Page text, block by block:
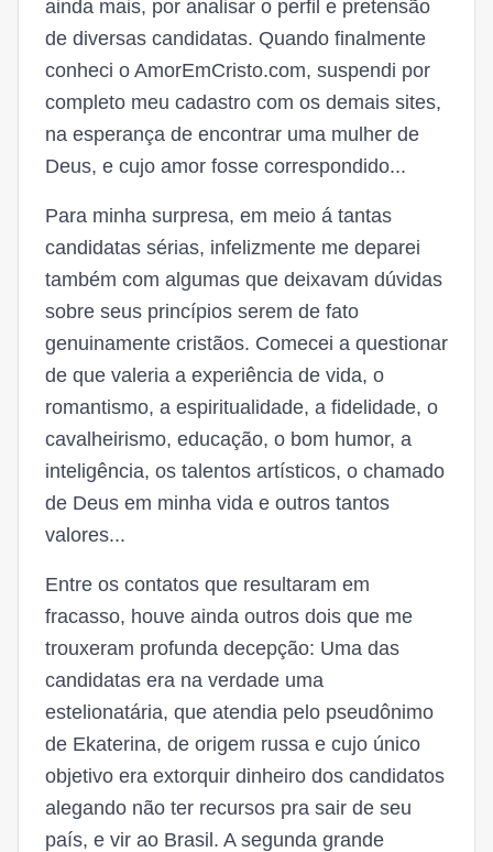
ainda mais, por analisar o perfil e pretensão
de diversas candidatas. Quando finalmente
conheci o AmorEmCristo.com, suspendi por
completo meu cadastro com os demais sites,
na esperança de encontrar uma mulher de
Deus, e cujo amor fosse correspondido...
Para minha surpresa, em meio á tantas
candidatas sérias, infelizmente me deparei
também com algumas que deixavam dúvidas
sobre seus princípios serem de fato
genuinamente cristãos. Comecei a questionar
de que valeria a experiência de vida, o
romantismo, a espiritualidade, a fidelidade, o
cavalheirismo, educação, o bom humor, a
inteligência, os talentos artísticos, o chamado
de Deus em minha vida e outros tantos
valores...
Entre os contatos que resultaram em
fracasso, houve ainda outros dois que me
trouxeram profunda decepção: Uma das
candidatas era na verdade uma
estelionatária, que atendia pelo pseudônimo
de Ekaterina, de origem russa e cujo único
objetivo era extorquir dinheiro dos candidatos
alegando não ter recursos pra sair de seu
país, e vir ao Brasil. A segunda grande